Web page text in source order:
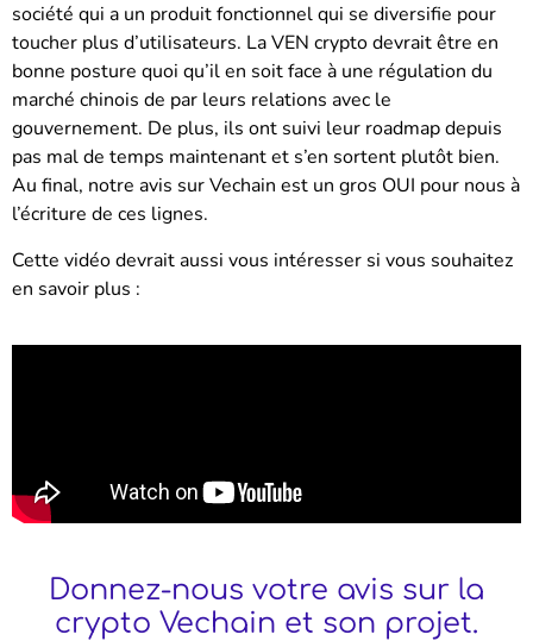
société qui a un produit fonctionnel qui se diversifie pour
toucher plus d’utilisateurs. La VEN crypto devrait être en
bonne posture quoi qu’il en soit face à une régulation du
marché chinois de par leurs relations avec le
gouvernement. De plus, ils ont suivi leur roadmap depuis
pas mal de temps maintenant et s’en sortent plutôt bien.
Au final, notre avis sur Vechain est un gros OUI pour nous à
l’écriture de ces lignes.
Cette vidéo devrait aussi vous intéresser si vous souhaitez
en savoir plus :
Donnez-nous votre avis sur la
crypto Vechain et son projet.